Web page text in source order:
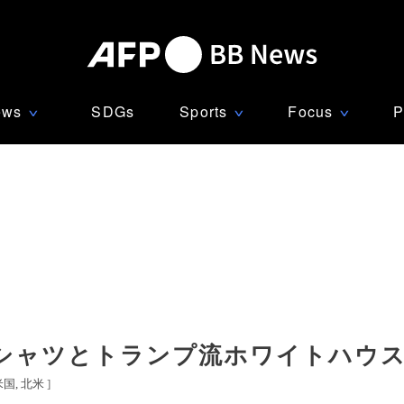
∨ SDGs Sports ∨ Focus ∨
ャツとトランプ流ホワイトハウス
国 北米 ]